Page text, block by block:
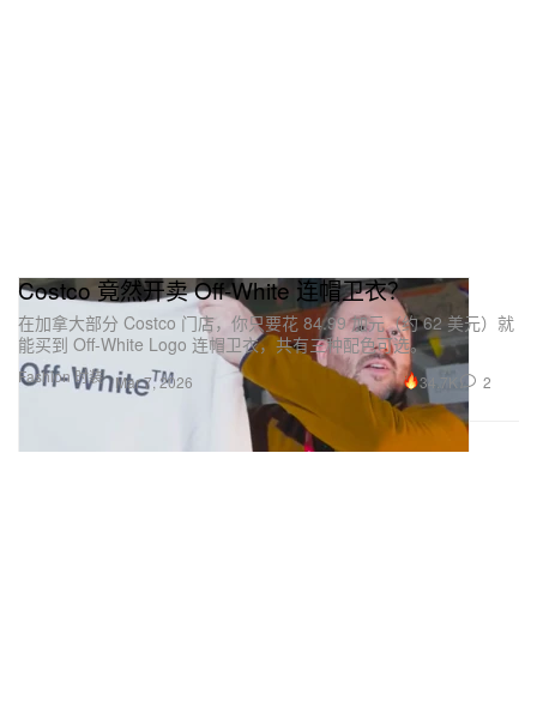
Fashion 时装
Costco 竟然开卖 Off-White 连帽卫衣？
在加拿大部分 Costco 门店，你只要花 84.99 加元（约 62 美元）就
能买到 Off-White Logo 连帽卫衣，共有三种配色可选。
Mar 7, 2026 34.7K 2